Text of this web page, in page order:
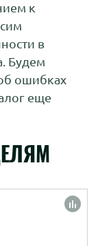
к
в
Будем
ошибках
еще